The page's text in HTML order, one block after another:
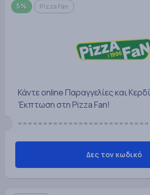
5% Pizza Fan
Κάντε online Παραγγελίες και
Έκπτωση στη Pizza Fan!
Δες τον κωδικό